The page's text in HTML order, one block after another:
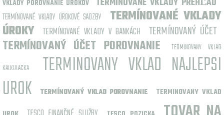
VKLADY POROVNANIE ÚROKOV
TERMÍNOVANÉ VKLADY ÚROKOVÉ SADZBY
TERMÍNOVANÉ VKLADY
ÚROKY TERMÍNOVANÉ VKLADY V BANKÁCH
TERMÍNOVANÝ ÚČET
TERMÍNOVANÝ ÚČET POROVNANIE
TERMINOVANY VKLAD
KALKULACKA
TERMINOVANY VKLAD NAJLEPSI
UROK
TERMÍNOVANÝ VKLAD POROVNANIE
TERMINOVANY VKLAD